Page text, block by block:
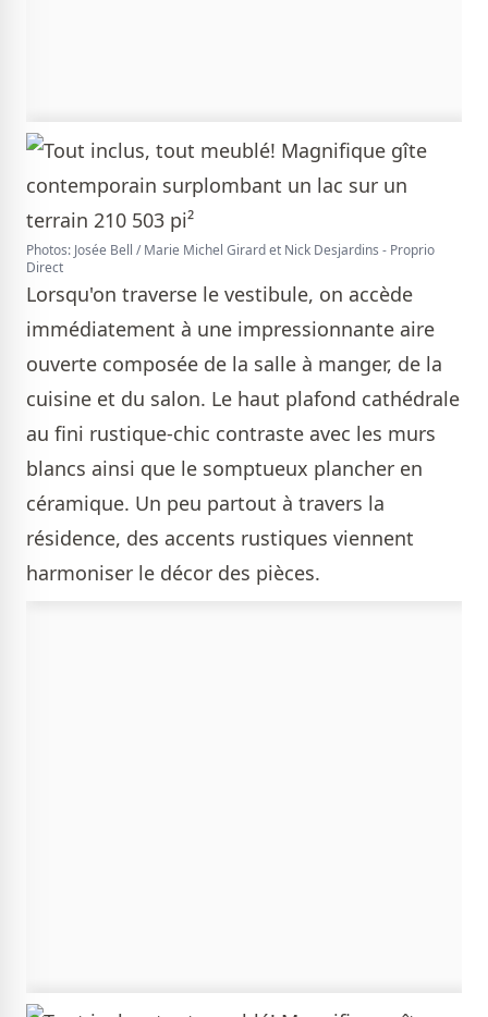
Photos: Josée Bell / Marie Michel Girard et Nick Desjardins - Proprio
Direct
Lorsqu'on traverse le vestibule, on accède
immédiatement à une impressionnante aire
ouverte composée de la salle à manger, de la
cuisine et du salon. Le haut plafond cathédrale
au fini rustique-chic contraste avec les murs
blancs ainsi que le somptueux plancher en
céramique. Un peu partout à travers la
résidence, des accents rustiques viennent
harmoniser le décor des pièces.